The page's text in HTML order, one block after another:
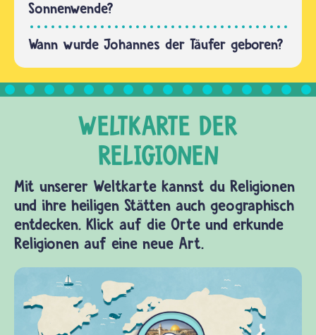
Sonnenwende?
Wann wurde Johannes der Täufer geboren?
Mit unserer Weltkarte kannst du Religionen
und ihre heiligen Stätten auch geographisch
entdecken. Klick auf die Orte und erkunde
Religionen auf eine neue Art.